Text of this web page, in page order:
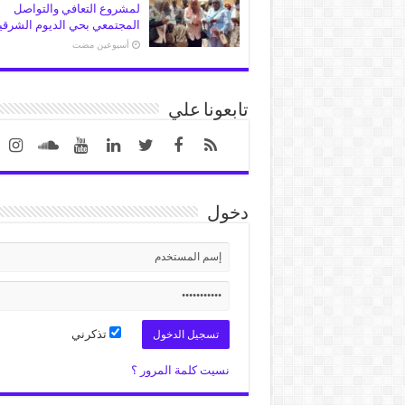
لمشروع التعافي والتواصل
المجتمعي بحي الديوم
‏أسبوعين مضت
تابعونا علي
دخول
تذكرني
نسيت كلمة المرور ؟